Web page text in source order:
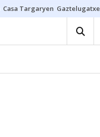
Casa Targaryen Gaztelugatxe